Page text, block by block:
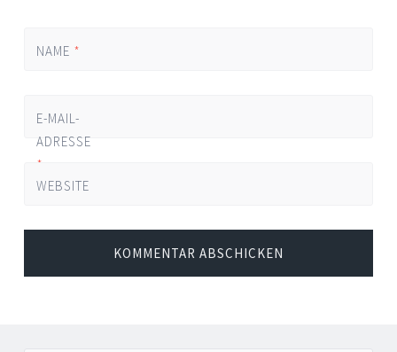
NAME *
E-MAIL-
ADRESSE
*
WEBSITE